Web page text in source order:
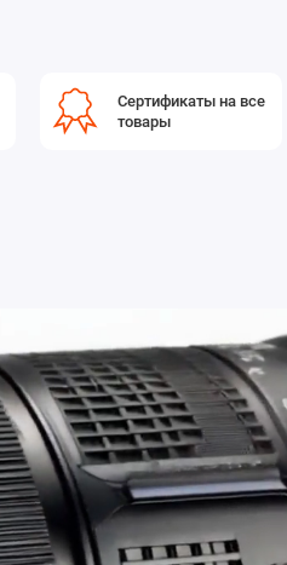
Сертификаты на все
товары